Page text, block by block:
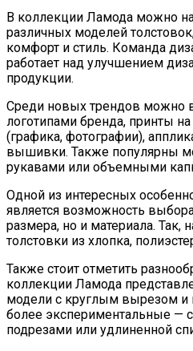
В коллекции Ламода можно
различных моделей
комфорт и стиль. Команда
работает над улучшением
продукции.
Среди новых трендов можно
логотипами бренда, принты
(графика, фотографии),
вышивки. Также популярны
рукавами или объемными
Одной из интересных
является возможность
размера, но и материала. Так,
толстовки из хлопка,
Также стоит отметить
коллекции Ламода
модели с круглым вырезом и
более экспериментальные —
подрезами или удлиненной